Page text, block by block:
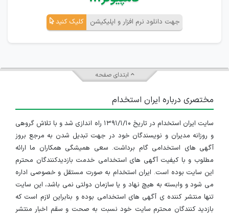
جهت دانلود نرم افزار و اپلیکیشن کلیک کنید
ابتدای صفحه
مختصری درباره ایران استخدام
سایت ایران استخدام در تاریخ ۱۳۹۱/۱/۱۰ راه اندازی شد و با تلاش گروهی
و روزانه مدیران و نویسندگان خود در جهت تبدیل شدن به مرجع بروز
آگهی های استخدامی گام برداشت. سعی همیشگی همکاران ما ارائه
مطلوب و با کیفیت آگهی های استخدامی خدمت بازدیدکنندگان محترم
این سایت بوده است. ایران استخدام به صورت مستقل و خصوصی اداره
می شود و وابسته به هیچ نهاد و یا سازمان دولتی نمی باشد، این سایت
تنها منتشر کننده ی آگهی های استخدامی بوده و بنابراین لازم است که
بازدید کنندگان محترم سایت خود نسبت به صحت و سقم اخبار منتشر